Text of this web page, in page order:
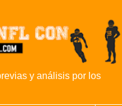
y análisis por los